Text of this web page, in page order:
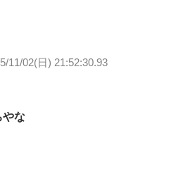
11/02(日) 21:52:30.93
やな